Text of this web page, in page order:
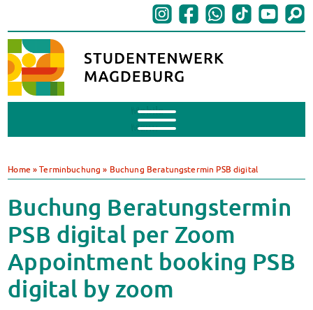
Mobile
Menu
BAföG beantragen
BAföG-FAQs
Dokumente
BAföG-Sprechstunden
Kredite & Stipendien
AnsprechpartnerInnen
Mensen & Cafeterien
Heute in unseren Mensen
JoGo – Studibar + Eventspace
Home »Terminbuchung » Buchung Beratungstermin PSB digital
Buchung Beratungstermin
PSB digital per Zoom
Appointment booking PSB
digital by zoom